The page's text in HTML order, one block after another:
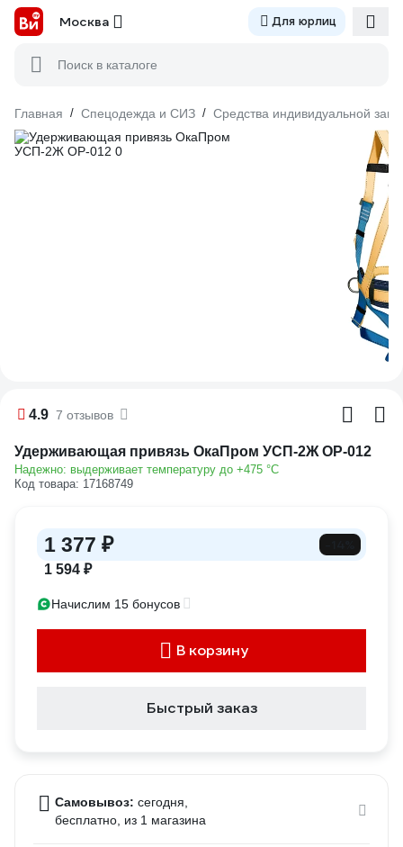
Москва Для юрлиц
Поиск в каталоге
Главная / Спецодежда и СИЗ / Средства индивидуальной
4.9 7 отзывов
Удерживающая привязь ОкаПром УСП-2Ж OP-012
Надежно: выдерживает температуру до +475 °C
Код товара: 17168749
1 377 ₽
1 594 ₽
Начислим 15 бонусов
В корзину
Быстрый заказ
Самовывоз: сегодня,
бесплатно , из 1 магазина